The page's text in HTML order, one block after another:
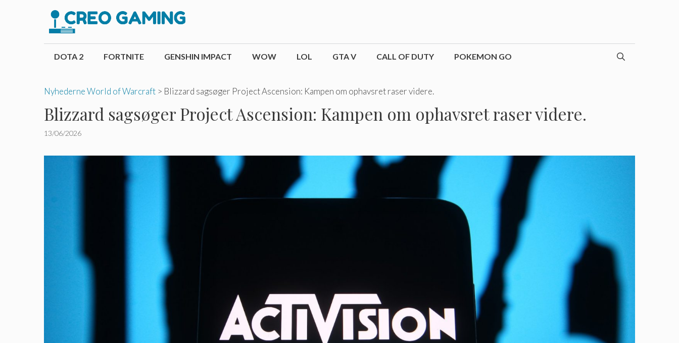
DOTA 2 FORTNITE GENSHIN IMPACT WOW LOL GTA V CALL OF DUTY POKEMON GO
Nyhederne World of Warcraft > Blizzard sagsøger Project Ascension: Kampen om ophavsret raser videre.
Blizzard sagsøger Project Ascension: Kampen om ophavsret raser videre.
13/06/2026